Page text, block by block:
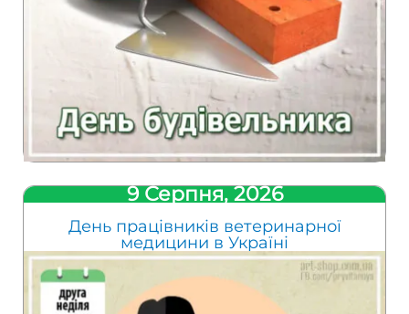
9 Серпня, 2026
День працівників ветеринарної
медицини в Україні